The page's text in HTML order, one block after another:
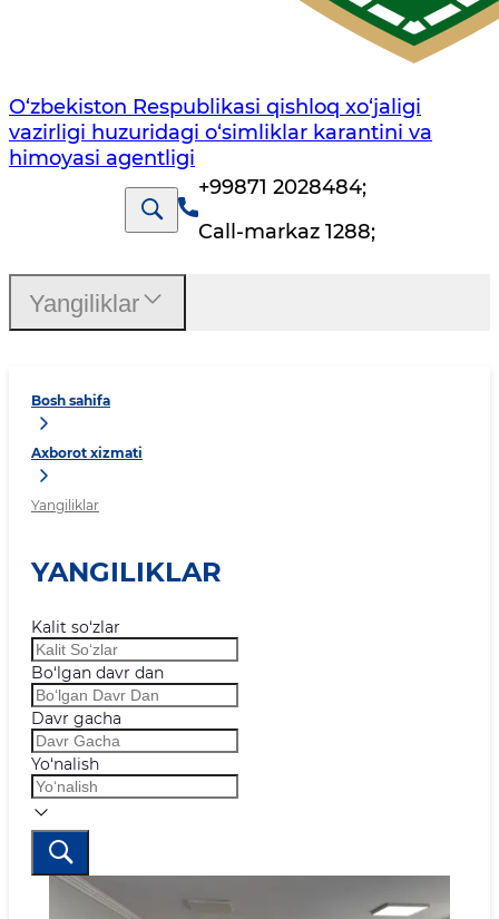
O‘zbekiston Respublikasi qishloq xo‘jaligi
vazirligi huzuridagi o‘simliklar karantini va
himoyasi agentligi
+99871 2028484;
Call-markaz 1288;
Bosh sahifa
Axborot xizmati
Yangiliklar
YANGILIKLAR
Kalit so‘zlar
Bo‘lgan davr dan
Davr gacha
Yo‘nalish
Yangiliklar